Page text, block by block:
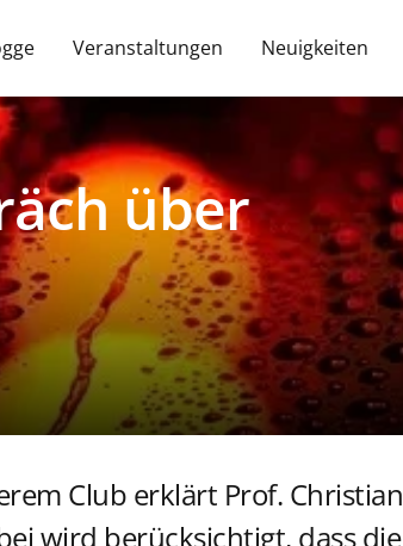
Veranstaltungen Neuigkeiten
über
Club erklärt Prof. Christian
wird berücksichtigt, dass die